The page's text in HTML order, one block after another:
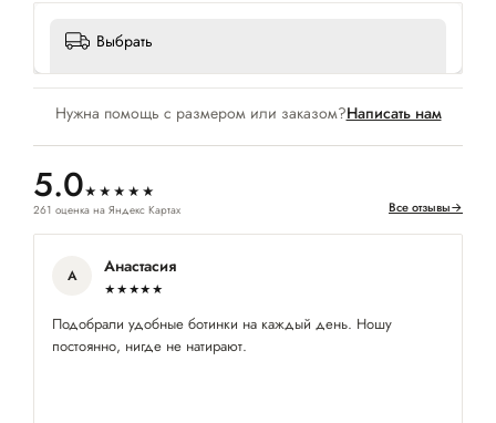
Выбрать
Нужна помощь с размером или заказом?Написать нам
5.0★★★★★
261 оценка на Яндекс Картах Все отзывы→
А Анастасия
★★★★★
Подобрали удобные ботинки на каждый день. Ношу
постоянно, нигде не натирают.